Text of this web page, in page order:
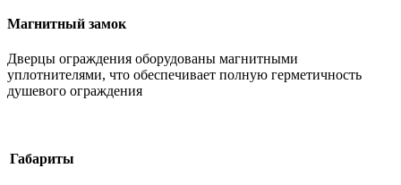
Магнитный замок
Дверцы ограждения оборудованы магнитными
уплотнителями, что обеспечивает полную герметичность
душевого ограждения
Габариты